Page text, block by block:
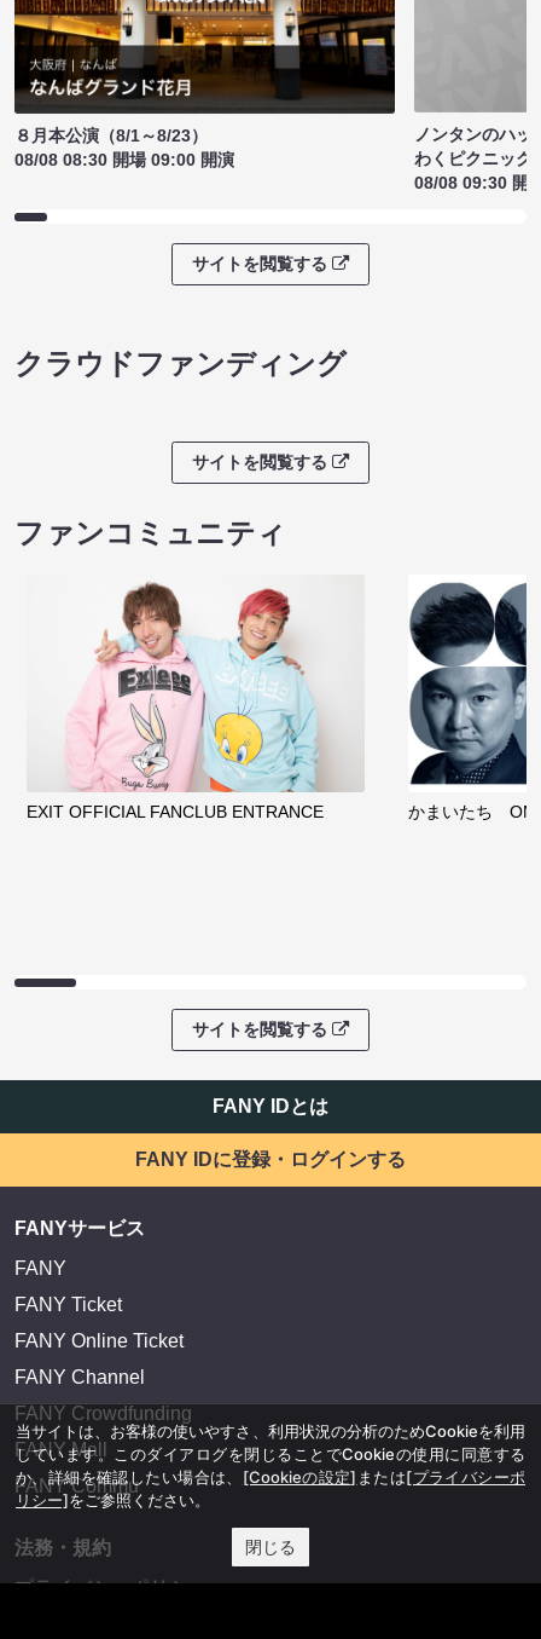
８月本公演（8/1～8/23）
08/08 08:30 開場 09:00 開演
ノンタンのハッ
わくピクニック
08/08 09:30 開
サイトを閲覧する
クラウドファンディング
サイトを閲覧する
ファンコミュニティ
EXIT OFFICIAL FANCLUB ENTRANCE かまいたち
サイトを閲覧する
FANY IDとは
FANY IDに登録・ログインする
FANYサービス
FANY
FANY Ticket
FANY Online Ticket
FANY Channel
FANY Crowdfunding
FANY Mall
FANY Commu
法務・規約
プライバシーポリシー
当サイトは、お客様の使いやすさ、利用状況の分析のためCookieを利用
しています。このダイアログを閉じることでCookieの使用に同意する
か、詳細を確認したい場合は、 [Cookieの設定] または[プライバシーポ
リシー]をご参照ください。
閉じる